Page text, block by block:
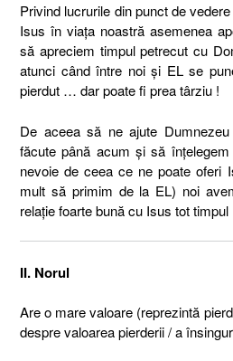
Privind lucrurile din punct de
Isus în viaţa noastră asemenea
să apreciem timpul petrecut cu
atunci când între noi şi EL se
pierdut … dar poate fi prea târziu !
De aceea să ne ajute
făcute până acum şi să
nevoie de ceea ce ne poate oferi
mult să primim de la EL) noi
relaţie foarte bună cu Isus tot timpul
II. Norul
Are o mare valoare (reprezintă
despre valoarea pierderii / a